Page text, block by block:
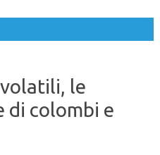
Salta al contenuto
le
di colombi e